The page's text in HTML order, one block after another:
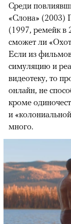
Среди
«Слона» (2003)
(1997, ремейк в
сможет ли
Если из фильмов
симуляцию и
видеотеку, то
онлайн, не
кроме
и
много.